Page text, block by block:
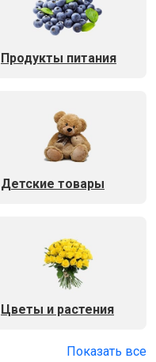
Продукты питания
Детские товары
Цветы и растения
Показать все